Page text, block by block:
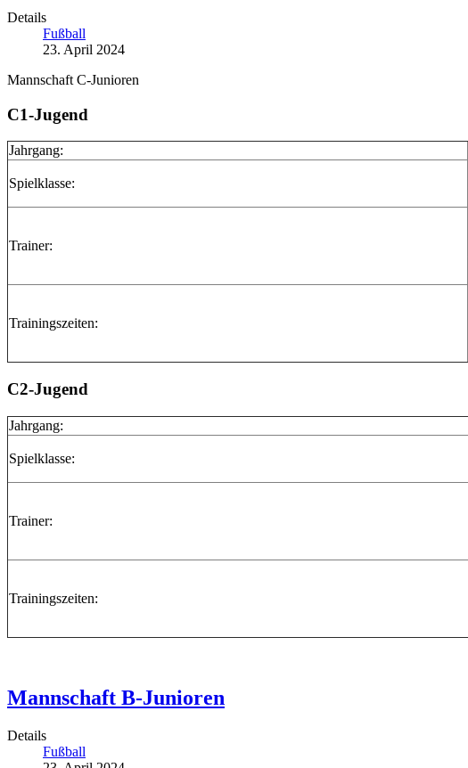
Details
Fußball
23. April 2024
Mannschaft C-Junioren
C1-Jugend
Jahrgang:
Spielklasse:
Trainer:
Trainingszeiten:
C2-Jugend
Jahrgang:
Spielklasse:
Trainer:
Trainingszeiten:
Mannschaft B-Junioren
Details
Fußball